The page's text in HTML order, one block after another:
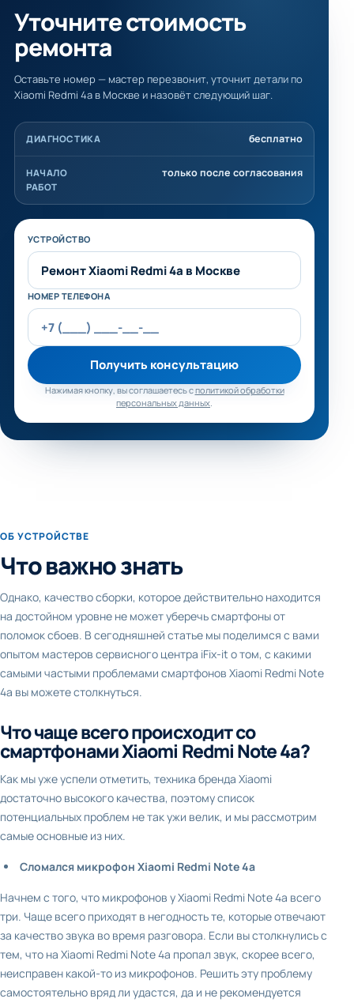
Уточните стоимость
ремонта
Оставьте номер — мастер перезвонит, уточнит детали по
Xiaomi Redmi 4a в Москве и назовёт следующий шаг.
ДИАГНОСТИКА бесплатно
НАЧАЛО
РАБОТ
только после согласования
Не заполняйте это поле
УСТРОЙСТВО
НОМЕР ТЕЛЕФОНА
Получить консультацию
Нажимая кнопку, вы соглашаетесь сполитикой обработки
персональных данных.
ОБ УСТРОЙСТВЕ
Что важно знать
Однако, качество сборки, которое действительно находится
на достойном уровне не может уберечь смартфоны от
поломок сбоев. В сегодняшней статье мы поделимся с вами
опытом мастеров сервисного центра iFix-it о том, с какими
самыми частыми проблемами смартфонов Xiaomi Redmi Note
4a вы можете столкнуться.
Что чаще всего происходит со
смартфонами Xiaomi Redmi Note 4a?
Как мы уже успели отметить, техника бренда Xiaomi
достаточно высокого качества, поэтому список
потенциальных проблем не так ужи велик, и мы рассмотрим
самые основные из них.
Сломался микрофон Xiaomi Redmi Note 4a
Начнем с того, что микрофонов у Xiaomi Redmi Note 4a всего
три. Чаще всего приходят в негодность те, которые отвечают
за качество звука во время разговора. Если вы столкнулись с
тем, что на Xiaomi Redmi Note 4a пропал звук, скорее всего,
неисправен какой-то из микрофонов. Решить эту проблему
самостоятельно вряд ли удастся, да и не рекомендуется